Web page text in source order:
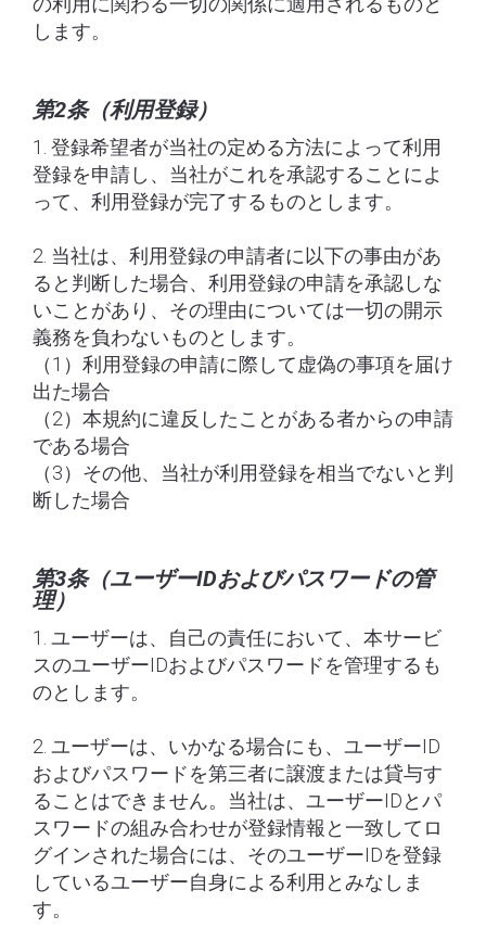
します。
第2条（利用登録）
1. 登録希望者が当社の定める方法によって利用
登録を申請し、当社がこれを承認することによ
って、利用登録が完了するものとします。
2. 当社は、利用登録の申請者に以下の事由があ
ると判断した場合、利用登録の申請を承認しな
いことがあり、その理由については一切の開示
義務を負わないものとします。
（1）利用登録の申請に際して虚偽の事項を届け
出た場合
（2）本規約に違反したことがある者からの申請
である場合
（3）その他、当社が利用登録を相当でないと判
断した場合
第3条（ユーザーIDおよびパスワードの管
理）
1. ユーザーは、自己の責任において、本サービ
スのユーザーIDおよびパスワードを管理するも
のとします。
2. ユーザーは、いかなる場合にも、ユーザーID
およびパスワードを第三者に譲渡または貸与す
ることはできません。当社は、ユーザーIDとパ
スワードの組み合わせが登録情報と一致してロ
グインされた場合には、そのユーザーIDを登録
しているユーザー自身による利用とみなしま
す。